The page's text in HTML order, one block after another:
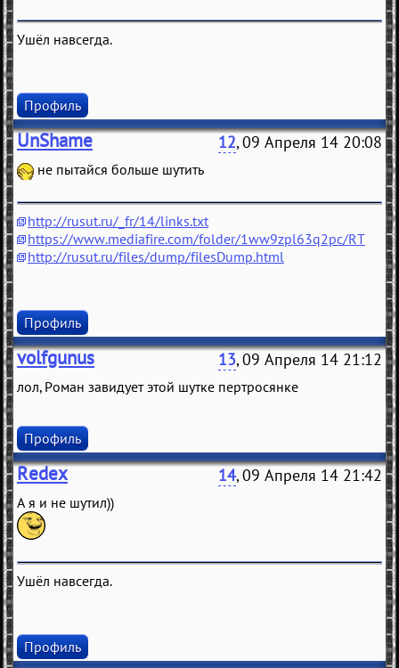
Ушёл навсегда.
Профиль
UnShame 12, 09 Апреля 14 20:08
не пытайся больше шутить
http://rusut.ru/_fr/14/links.txt
https://www.mediafire.com/folder/1ww9zpl63q2pc/RT
http://rusut.ru/files/dump/filesDump.html
Профиль
volfgunus 13, 09 Апреля 14 21:12
лол, Роман завидует этой шутке пертросянке
Профиль
Redex 14, 09 Апреля 14 21:42
А я и не шутил))
Ушёл навсегда.
Профиль